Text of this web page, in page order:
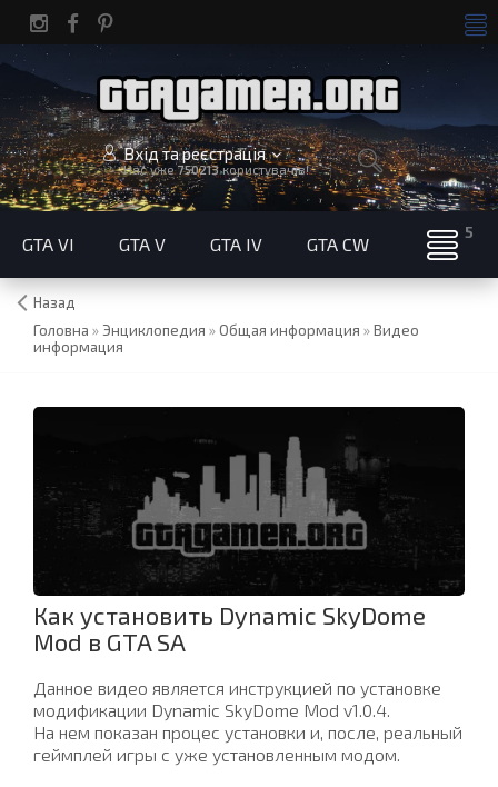
Вхід та реєстрація
Нас уже750213користувачів!
GTA VI GTA V GTA IV GTA CW
Назад
Головна » Энциклопедия »Общая информация »Видео
информация
Как установить Dynamic SkyDome
Mod в GTA SA
Данное видео является инструкцией по установке
модификации Dynamic SkyDome Mod v1.0.4.
На нем показан процес установки и, после, реальный
геймплей игры с уже установленным модом.